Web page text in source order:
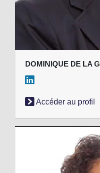
DOMINIQUE DE LA
Accéder au profil